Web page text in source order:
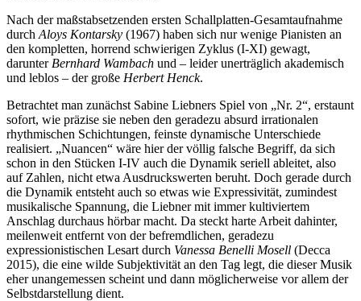
Nach der maßstabsetzenden ersten Schallplatten-Gesamtaufnahme
durch Aloys Kontarsky (1967) haben sich nur wenige Pianisten an
den kompletten, horrend schwierigen Zyklus (I-XI) gewagt,
darunter Bernhard Wambach und – leider unerträglich akademisch
und leblos – der große Herbert Henck.
Betrachtet man zunächst Sabine Liebners Spiel von „Nr. 2“, erstaunt
sofort, wie präzise sie neben den geradezu absurd irrationalen
rhythmischen Schichtungen, feinste dynamische Unterschiede
realisiert. „Nuancen“ wäre hier der völlig falsche Begriff, da sich
schon in den Stücken I-IV auch die Dynamik seriell ableitet, also
auf Zahlen, nicht etwa Ausdruckswerten beruht. Doch gerade durch
die Dynamik entsteht auch so etwas wie Expressivität, zumindest
musikalische Spannung, die Liebner mit immer kultiviertem
Anschlag durchaus hörbar macht. Da steckt harte Arbeit dahinter,
meilenweit entfernt von der befremdlichen, geradezu
expressionistischen Lesart durch Vanessa Benelli Mosell (Decca
2015), die eine wilde Subjektivität an den Tag legt, die dieser Musik
eher unangemessen scheint und dann möglicherweise vor allem der
Selbstdarstellung dient.